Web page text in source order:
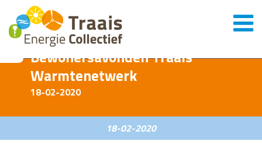
Bewonersavonden Traais
Warmtenetwerk
18-02-2020
18-02-2020